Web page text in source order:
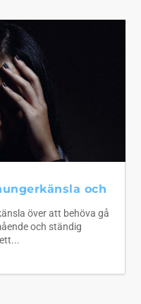
och
över att behöva gå
och ständig